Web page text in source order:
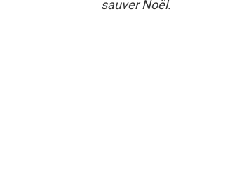
sauver Noël.